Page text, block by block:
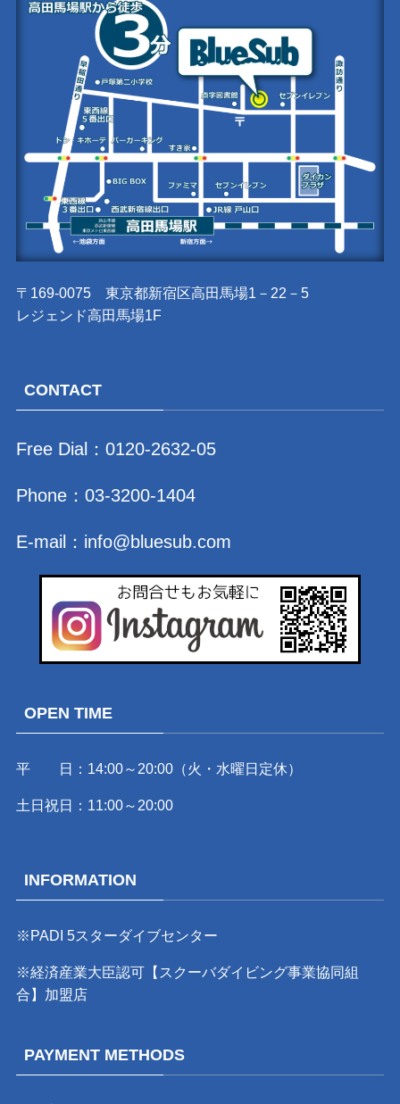
〒169-0075 東京都新宿区高田馬場1－22－5
レジェンド高田馬場1F
CONTACT
Free Dial： 0120-2632-05
Phone： 03-3200-1404
E-mail： info@bluesub.com
OPEN TIME
平 日：14:00～20:00（火・水曜日定休）
土日祝日：11:00～20:00
INFORMATION
※PADI 5スターダイブセンター
※経済産業大臣認可【スクーバダイビング事業協同組
合】加盟店
PAYMENT METHODS